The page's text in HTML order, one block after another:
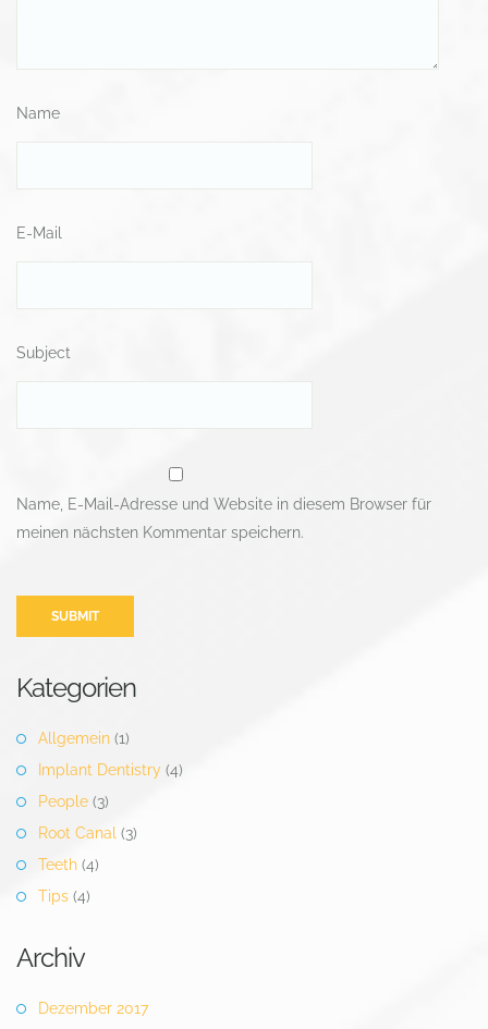
Name
E-Mail
Subject
Name, E-Mail-Adresse und Website in diesem Browser für
meinen nächsten Kommentar speichern.
Kategorien
Allgemein (1)
Implant Dentistry (4)
People (3)
Root Canal (3)
Teeth (4)
Tips (4)
Archiv
Dezember 2017